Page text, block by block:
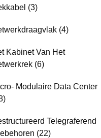
(3)
(4)
Kabinet Van Het
(6)
Modulaire Data Center
Telegraferend
(22)